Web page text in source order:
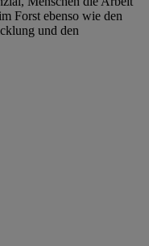
Forst ebenso wie den
und den